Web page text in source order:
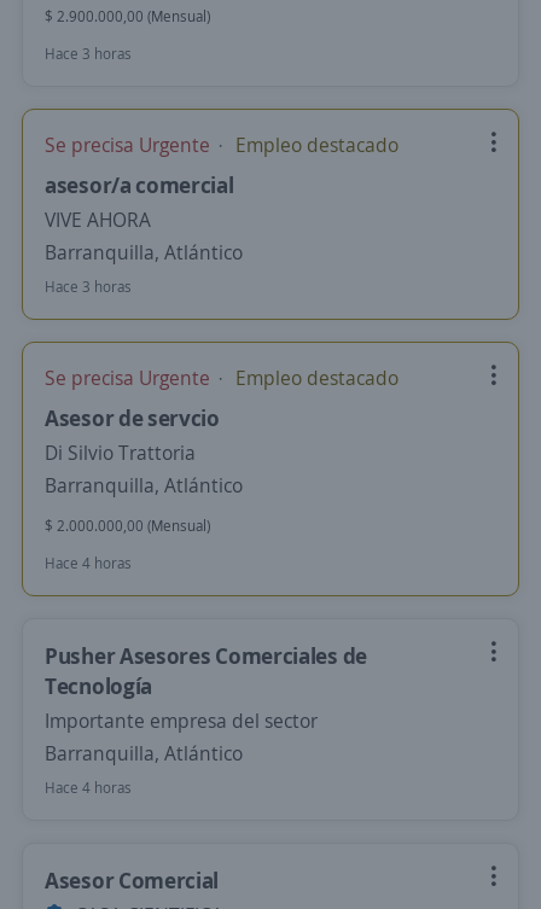
$ 2.900.000,00 (Mensual)
Hace 3 horas
Se precisa Urgente Empleo destacado
asesor/a comercial
VIVE AHORA
Barranquilla, Atlántico
Hace 3 horas
Se precisa Urgente Empleo destacado
Asesor de servcio
Di Silvio Trattoria
Barranquilla, Atlántico
$ 2.000.000,00 (Mensual)
Hace 4 horas
Pusher Asesores Comerciales de
Tecnología
Importante empresa del sector
Barranquilla, Atlántico
Hace 4 horas
Asesor Comercial